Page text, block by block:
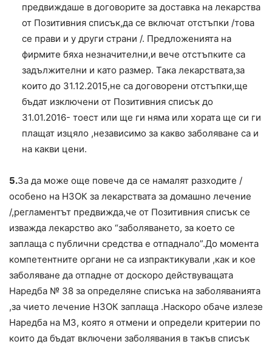
предвиждаше в договорите за доставка на лекарства
от Позитивния списък,да се включат отстъпки /това
се прави и у други страни /. Предложенията на
фирмите бяха незначителни,и вече отстъпките са
задължителни и като размер. Така лекарствата,за
които до 31.12.2015,не са договорени отстъпки,ще
бъдат изключени от Позитивния списък до
31.01.2016- тоест или ще ги няма или хората ще си ги
плащат изцяло ,независимо за какво заболяване са и
на какви цени.
5.За да може още повече да се намалят разходите /
особено на НЗОК за лекарствата за домашно лечение
/,регламентът предвижда,че от Позитивния списък се
изважда лекарство ако “заболяването, за което се
заплаща с публични средства е отпаднало”.До момента
компетентните органи не са изпрактикували ,как и кое
заболяване да отпадне от доскоро действуващата
Наредба № 38 за определяне списъка на заболяванията
,за чието лечение НЗОК заплаща .Наскоро обаче излезе
Наредба на МЗ, която я отмени и определи критерии по
които да бъдат включени заболявания в такъв списък